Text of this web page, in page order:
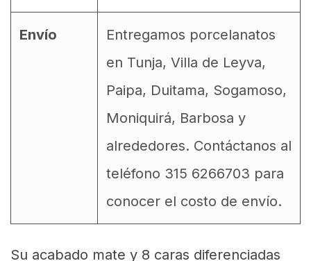
Envío
Entregamos porcelanatos
en Tunja, Villa de Leyva,
Paipa, Duitama, Sogamoso,
Moniquirá, Barbosa y
alrededores. Contáctanos al
teléfono 315 6266703 para
conocer el costo de envío.
Su acabado mate y 8 caras diferenciadas